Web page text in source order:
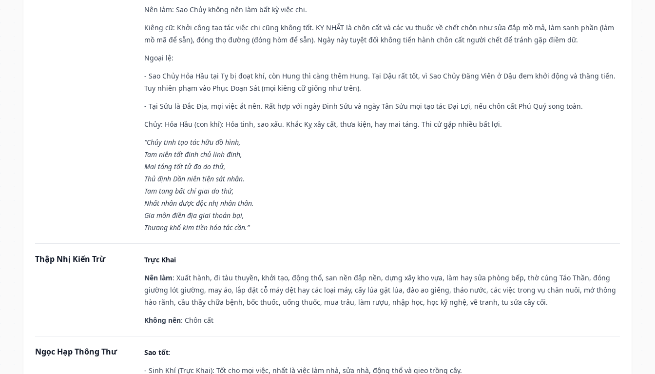
Nên làm: Sao Chủy không nên làm bất kỳ việc chi.
Kiêng cữ: Khởi công tạo tác việc chi cũng không tốt. KỴ NHẤT là chôn cất và các vụ thuộc về chết chôn như sửa đắp mồ mả, làm sanh phần (làm
mồ mã để sẵn), đóng thọ đường (đóng hòm để sẵn). Ngày này tuyệt đối không tiến hành chôn cất người chết để tránh gặp điềm dữ.
Ngoại lệ:
- Sao Chủy Hỏa Hầu tại Tỵ bị đoạt khí, còn Hung thì càng thêm Hung. Tại Dậu rất tốt, vì Sao Chủy Đăng Viên ở Dậu đem khởi động và thăng tiến.
Tuy nhiên phạm vào Phục Đoạn Sát (mọi kiêng cữ giống như trên).
- Tại Sửu là Đắc Địa, mọi việc ắt nên. Rất hợp với ngày Đinh Sửu và ngày Tân Sửu mọi tạo tác Đại Lợi, nếu chôn cất Phú Quý song toàn.
Chủy: Hỏa Hầu (con khỉ): Hỏa tinh, sao xấu. Khắc Kỵ xây cất, thưa kiện, hay mai táng. Thi cử gặp nhiều bất lợi.
“Chủy tinh tạo tác hữu đồ hình,
Tam niên tất đinh chủ linh đinh,
Mai táng tốt tử đa do thử,
Thủ định Dần niên tiện sát nhân.
Tam tang bất chỉ giai do thử,
Nhất nhân dược độc nhị nhân thân.
Gia môn điền địa giai thoán bại,
Thương khố kim tiền hóa tác cần.”
Thập Nhị Kiến Trừ
Trực Khai
Nên làm: Xuất hành, đi tàu thuyền, khởi tạo, động thổ, san nền đắp nền, dựng xây kho vựa, làm hay sửa phòng bếp, thờ cúng Táo Thần, đóng
giường lót giường, may áo, lắp đặt cỗ máy dệt hay các loại máy, cấy lúa gặt lúa, đào ao giếng, tháo nước, các việc trong vụ chăn nuôi, mở thông
hào rãnh, cầu thầy chữa bệnh, bốc thuốc, uống thuốc, mua trâu, làm rượu, nhập học, học kỹ nghệ, vẽ tranh, tu sửa cây cối.
Không nên: Chôn cất
Ngọc Hạp Thông Thư Sao tốt:
- Sinh Khí (Trực Khai): Tốt cho mọi việc, nhất là việc làm nhà, sửa nhà, động thổ và gieo trồng cây.